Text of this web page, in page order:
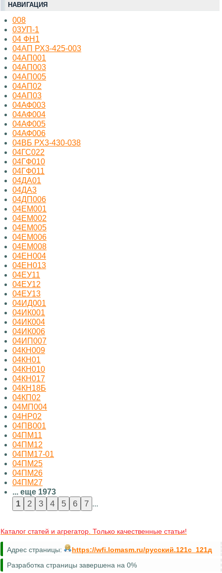
НАВИГАЦИЯ
008
03УП-1
04 ФН1
04АП РХ3-425-003
04АП001
04АП003
04АП005
04АП02
04АП03
04АФ003
04АФ004
04АФ005
04АФ006
04ВБ РХ3-430-038
04ГС022
04ГФ010
04ГФ011
04ДА01
04ДА3
04ДП006
04ЕМ001
04ЕМ002
04ЕМ005
04ЕМ006
04ЕМ008
04ЕН004
04ЕН013
04ЕУ11
04ЕУ12
04ЕУ13
04ИД001
04ИК001
04ИК004
04ИК006
04ИП007
04КН009
04КН01
04КН010
04КН017
04КН18Б
04КП02
04МП004
04НР02
04ПВ001
04ПМ11
04ПМ12
04ПМ17-01
04ПМ25
04ПМ26
04ПМ27
... еще 1973
...
Каталог статей и агрегатор. Только качественные статьи!
Адрес страницы:
https://wfi.lomasm.ru/русский.121с_121д
Разработка страницы завершена на 0%